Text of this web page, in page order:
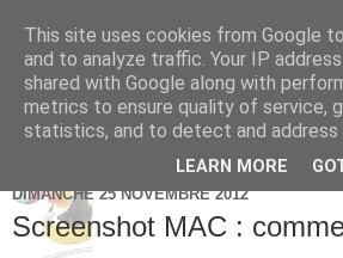
Brice Cornet:
entrepreneur
DIMANCHE 25 NOVEMBRE 2012
Screenshot MAC :
This site uses cookies from Google
and to analyze traffic. Your IP
shared with Google along with
metrics to ensure quality of service,
statistics, and to detect and address
LEARN MORE